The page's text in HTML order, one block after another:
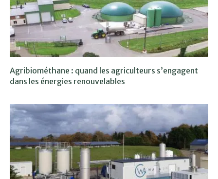
Agribiométhane : quand les agriculteurs s’engagent
dans les énergies renouvelables